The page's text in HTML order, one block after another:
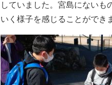
していました。宮島にないも
いく様子を感じることができ